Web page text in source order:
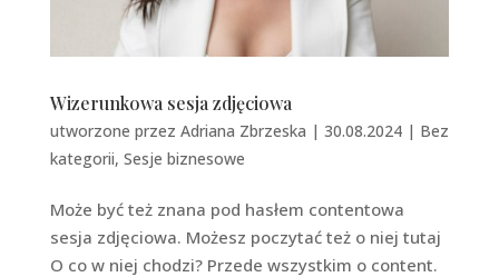
Wizerunkowa sesja zdjęciowa
utworzone przez Adriana Zbrzeska | 30.08.2024| Bez
kategorii, Sesje biznesowe
Może być też znana pod hasłem contentowa
sesja zdjęciowa. Możesz poczytać też o niej tutaj
O co w niej chodzi? Przede wszystkim o content.